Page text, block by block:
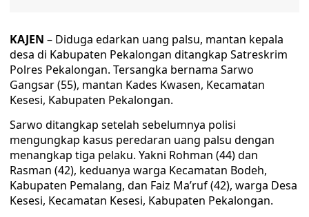
KAJEN – Diduga edarkan uang palsu, mantan kepala
desa di Kabupaten Pekalongan ditangkap Satreskrim
Polres Pekalongan. Tersangka bernama Sarwo
Gangsar (55), mantan Kades Kwasen, Kecamatan
Kesesi, Kabupaten Pekalongan.
Sarwo ditangkap setelah sebelumnya polisi
mengungkap kasus peredaran uang palsu dengan
menangkap tiga pelaku. Yakni Rohman (44) dan
Rasman (42), keduanya warga Kecamatan Bodeh,
Kabupaten Pemalang, dan Faiz Ma’ruf (42), warga Desa
Kesesi, Kecamatan Kesesi, Kabupaten Pekalongan.